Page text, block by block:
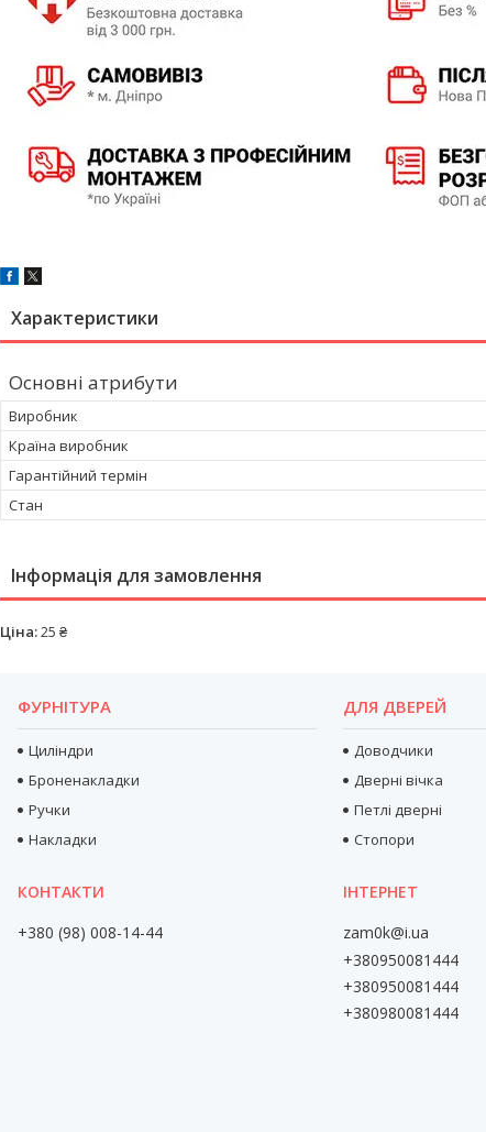
Характеристики
Основні атрибути
Виробник
Країна виробник
Гарантійний термін
Стан
Інформація для замовлення
Ціна:25 ₴
ФУРНІТУРА
Циліндри
Броненакладки
Ручки
Накладки
ДЛЯ ДВЕРЕЙ
Доводчики
Дверні вічка
Петлі дверні
Стопори
+380 (98) 008-14-44
zam0k@i.ua
+380950081444
+380950081444
+380980081444